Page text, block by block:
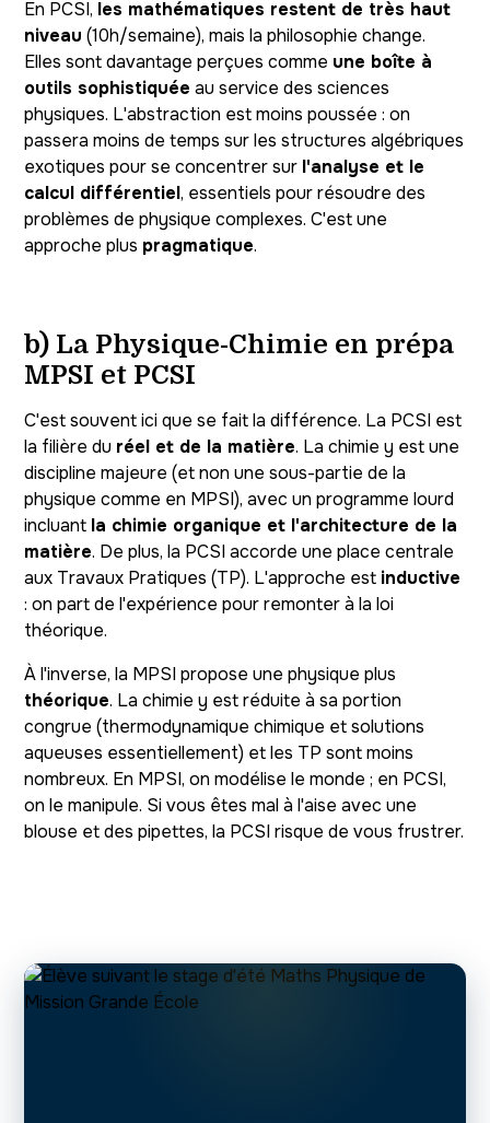
En PCSI, les mathématiques restent de très haut
niveau (10h/semaine), mais la philosophie change.
Elles sont davantage perçues comme une boîte à
outils sophistiquée au service des sciences
physiques. L'abstraction est moins poussée : on
passera moins de temps sur les structures algébriques
exotiques pour se concentrer sur l'analyse et le
calcul différentiel, essentiels pour résoudre des
problèmes de physique complexes. C'est une
approche plus pragmatique.
b) La Physique-Chimie en prépa
MPSI et PCSI
C'est souvent ici que se fait la différence. La PCSI est
la filière du réel et de la matière. La chimie y est une
discipline majeure (et non une sous-partie de la
physique comme en MPSI), avec un programme lourd
incluant la chimie organique et l'architecture de la
matière. De plus, la PCSI accorde une place centrale
aux Travaux Pratiques (TP). L'approche est inductive
: on part de l'expérience pour remonter à la loi
théorique.
À l'inverse, la MPSI propose une physique plus
théorique. La chimie y est réduite à sa portion
congrue (thermodynamique chimique et solutions
aqueuses essentiellement) et les TP sont moins
nombreux. En MPSI, on modélise le monde ; en PCSI,
on le manipule. Si vous êtes mal à l'aise avec une
blouse et des pipettes, la PCSI risque de vous frustrer.